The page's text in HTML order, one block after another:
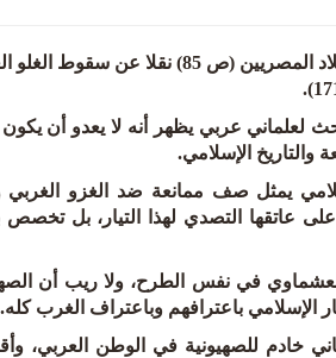
لعلماني عربي يظهر أنه لا يعدو أن يكون
والتاريخ الإسلامي.
يمثل صف ممانعة ضد الغزو
على عاتقها التصدي لهذا التيار، بل
في نفس الطرح، ولا ريب أن
الإسلامي باعترافهم وباعتراف الغرب كله.
خادم للصهيونية في الوطن العربي،